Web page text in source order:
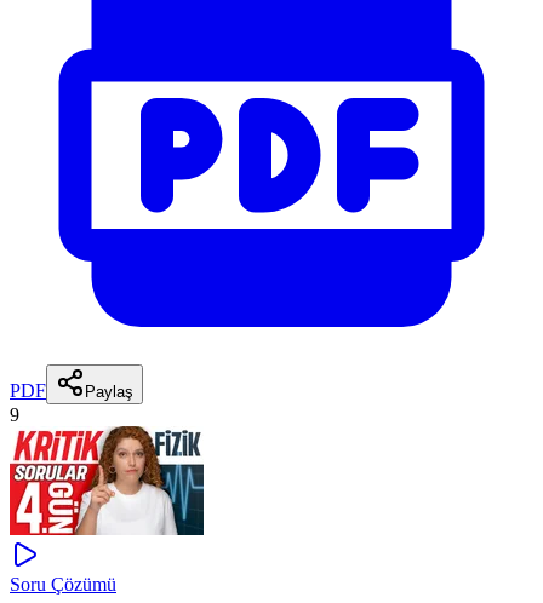
PDF Paylaş
9
Soru Çözümü